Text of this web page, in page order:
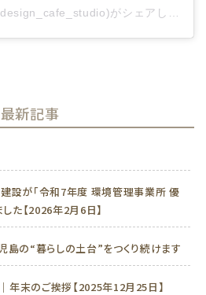
最新記事
建設が「令和7年度 環境管理事業所 優
た【2026年2月6日】
島の“暮らしの土台”をつくり続けます
年末のご挨拶【2025年12月25日】